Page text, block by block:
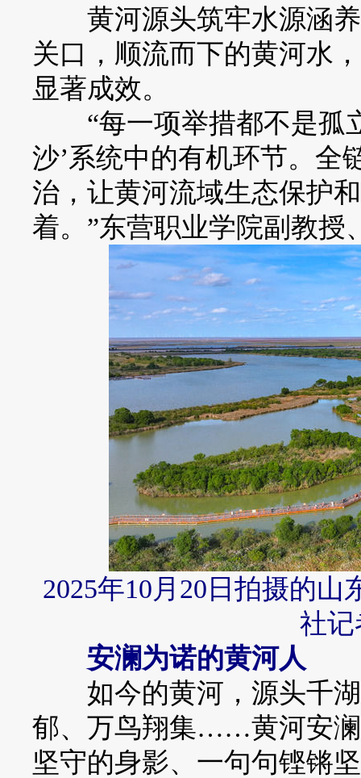
黄河源头筑牢水源涵养
关口，顺流而下的黄河水
显著成效。
“每一项举措都不是孤
沙’系统中的有机环节。全
治，让黄河流域生态保护
着。”东营职业学院副教授
2025年10月20日拍摄的
社记
安澜为诺的黄河人
如今的黄河，源头千湖
郁、万鸟翔集……黄河安澜
坚守的身影、一句句铿锵